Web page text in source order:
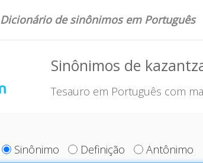
Dicionário de sinônimos em Português
Sinônimos de
Tesauro em Português com
Sinônimo Definição Antônimo